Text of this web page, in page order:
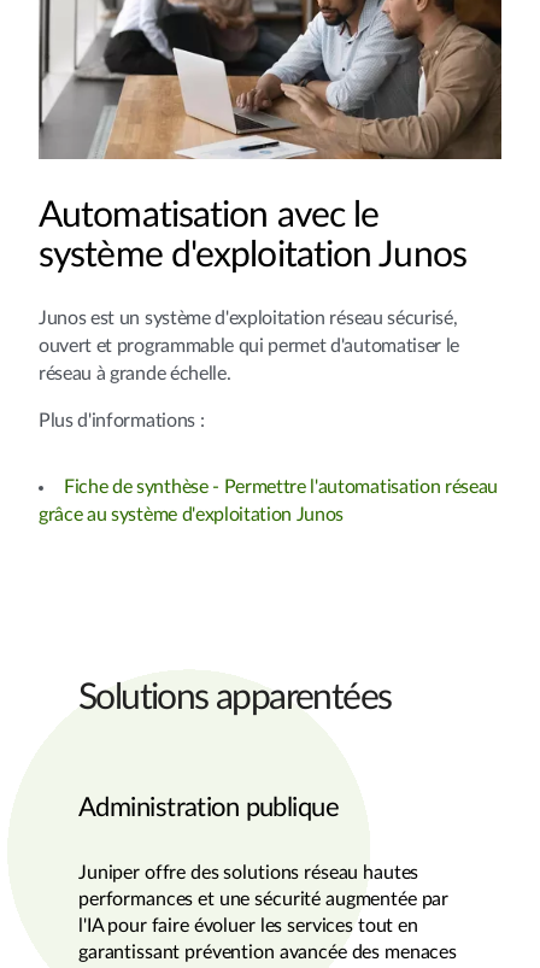
Automatisation avec le
système d'exploitation Junos
Junos est un système d'exploitation réseau sécurisé,
ouvert et programmable qui permet d'automatiser le
réseau à grande échelle.
Plus d'informations :
Fiche de synthèse - Permettre l'automatisation réseau
grâce au système d'exploitation Junos
Solutions apparentées
Administration publique
Juniper offre des solutions réseau hautes
performances et une sécurité augmentée par
l'IA pour faire évoluer les services tout en
garantissant prévention avancée des menaces